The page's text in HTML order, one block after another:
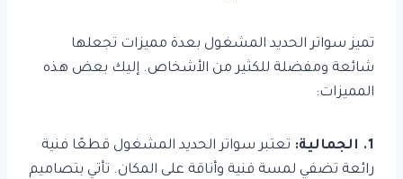
تميز سواتر الحديد المشغول بعدة مميزات تجعلها
شائعة ومفضلة للكثير من الأشخاص. إليك بعض هذه
المميزات:
1. الجمالية:
تعتبر سواتر الحديد المشغول قطعًا فنية
رائعة تضفي لمسة فنية وأناقة على المكان. تأتي بتصاميم